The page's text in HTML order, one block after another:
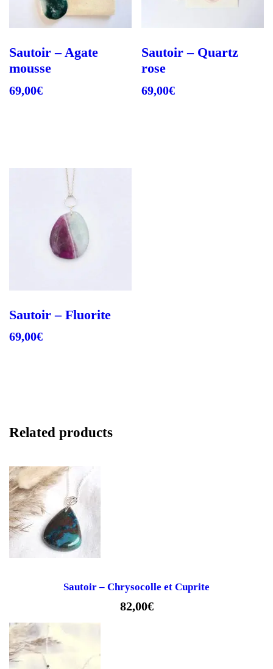
Sautoir – Agate
mousse
69,00€
Sautoir – Quartz
rose
69,00€
Sautoir – Fluorite
69,00€
Related products
Sautoir – Chrysocolle et Cuprite
82,00€